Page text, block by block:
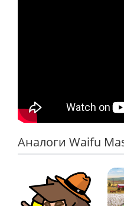
Аналоги Waifu